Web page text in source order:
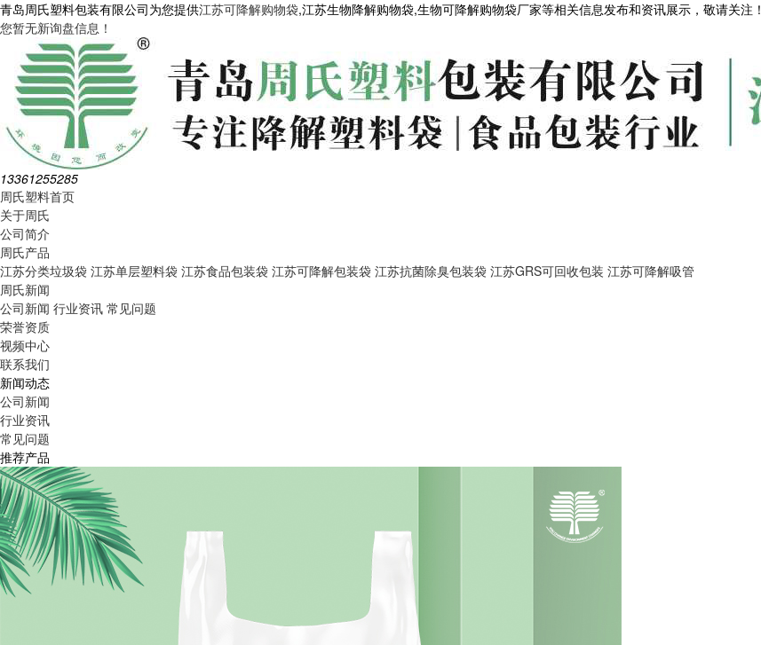
青岛周氏塑料包装有限公司为您提供江苏可降解购物袋,江苏生物降解购物袋,生物可降解购物袋厂家等相关信息发布和资讯展示，敬请关注！
您暂无新询盘信息！
13361255285
周氏塑料首页
关于周氏
公司简介
周氏产品
江苏分类垃圾袋 江苏单层塑料袋 江苏食品包装袋 江苏可降解包装袋 江苏抗菌除臭包装袋 江苏GRS可回收包装 江苏可降解吸管
周氏新闻
公司新闻 行业资讯 常见问题
荣誉资质
视频中心
联系我们
新闻动态
公司新闻
行业资讯
常见问题
推荐产品